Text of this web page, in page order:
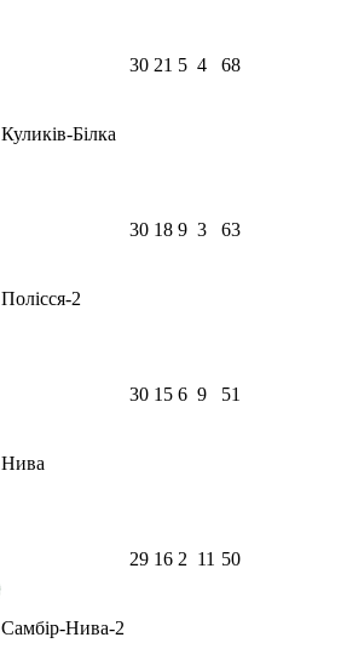
Куликів-Білка
30 21 5 4 68
Полісся-2
30 18 9 3 63
Нива
30 15 6 9 51
Самбір-Нива-2
29 16 2 11 50